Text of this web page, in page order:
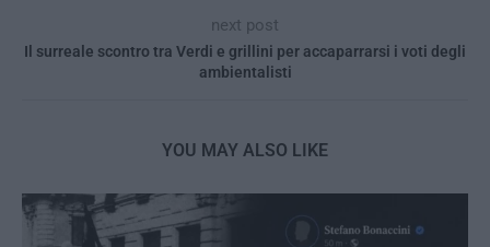
next post
Il surreale scontro tra Verdi e grillini per accaparrarsi i voti degli
ambientalisti
YOU MAY ALSO LIKE